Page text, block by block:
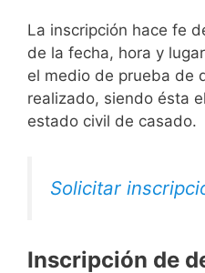
La inscripción hace fe
de la fecha, hora y
el medio de prueba de
realizado, siendo ésta
estado civil de casado.
Solicitar
Inscripción de